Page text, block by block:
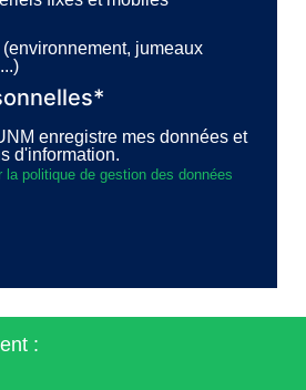
jumeaux
enregistre mes données et
d'information.
la politique de gestion des données
: